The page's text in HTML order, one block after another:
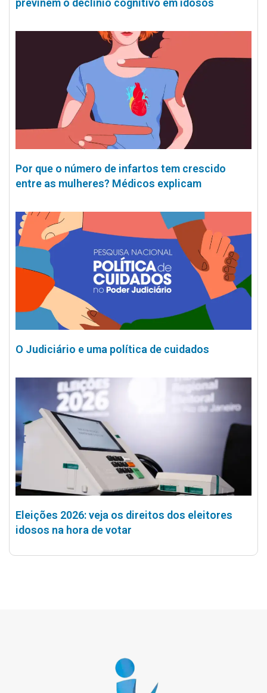
previnem o declínio cognitivo em idosos
Por que o número de infartos tem crescido
entre as mulheres? Médicos explicam
O Judiciário e uma política de cuidados
Eleições 2026: veja os direitos dos eleitores
idosos na hora de votar